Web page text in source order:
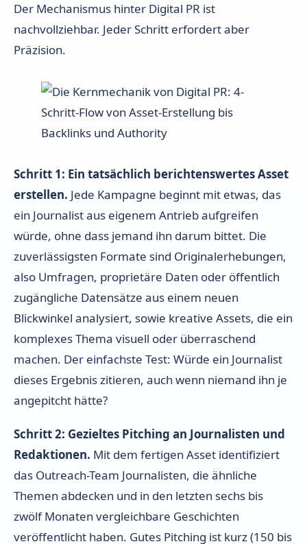
Der Mechanismus hinter Digital PR ist
nachvollziehbar. Jeder Schritt erfordert aber
Präzision.
Schritt 1: Ein tatsächlich berichtenswertes Asset
erstellen. Jede Kampagne beginnt mit etwas, das
ein Journalist aus eigenem Antrieb aufgreifen
würde, ohne dass jemand ihn darum bittet. Die
zuverlässigsten Formate sind Originalerhebungen,
also Umfragen, proprietäre Daten oder öffentlich
zugängliche Datensätze aus einem neuen
Blickwinkel analysiert, sowie kreative Assets, die ein
komplexes Thema visuell oder überraschend
machen. Der einfachste Test: Würde ein Journalist
dieses Ergebnis zitieren, auch wenn niemand ihn je
angepitcht hätte?
Schritt 2: Gezieltes Pitching an Journalisten und
Redaktionen. Mit dem fertigen Asset identifiziert
das Outreach-Team Journalisten, die ähnliche
Themen abdecken und in den letzten sechs bis
zwölf Monaten vergleichbare Geschichten
veröffentlicht haben. Gutes Pitching ist kurz (150 bis